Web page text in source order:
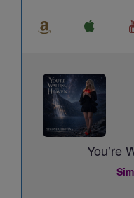
You’re